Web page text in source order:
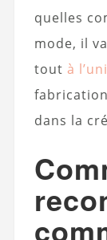
quelles
mode, il
tout à
dans la